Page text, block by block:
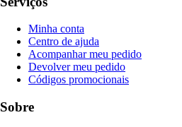
Minha conta
Centro de ajuda
Acompanhar meu pedido
Devolver meu pedido
Códigos promocionais
Sobre